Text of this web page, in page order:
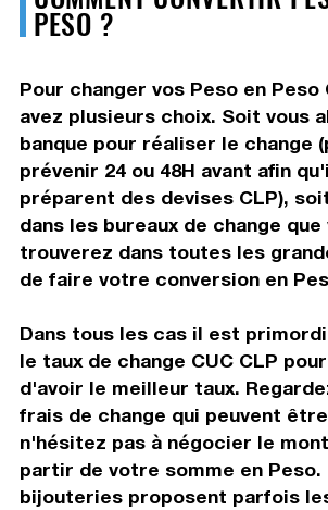
PESO ?
Pour changer vos Peso en Peso
avez plusieurs choix. Soit vous
banque pour réaliser le change
prévenir 24 ou 48H avant afin
préparent des devises CLP),
dans les bureaux de change que
trouverez dans toutes les
de faire votre conversion en
Dans tous les cas il est
le taux de change CUC CLP
d'avoir le meilleur taux.
frais de change qui peuvent
n'hésitez pas à négocier le
partir de votre somme en Peso.
bijouteries proposent parfois